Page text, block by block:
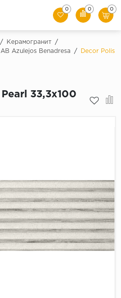
0 0 0
/ Керамогранит
/
AB Azulejos Benadresa /
Decor Polis
33,3x100